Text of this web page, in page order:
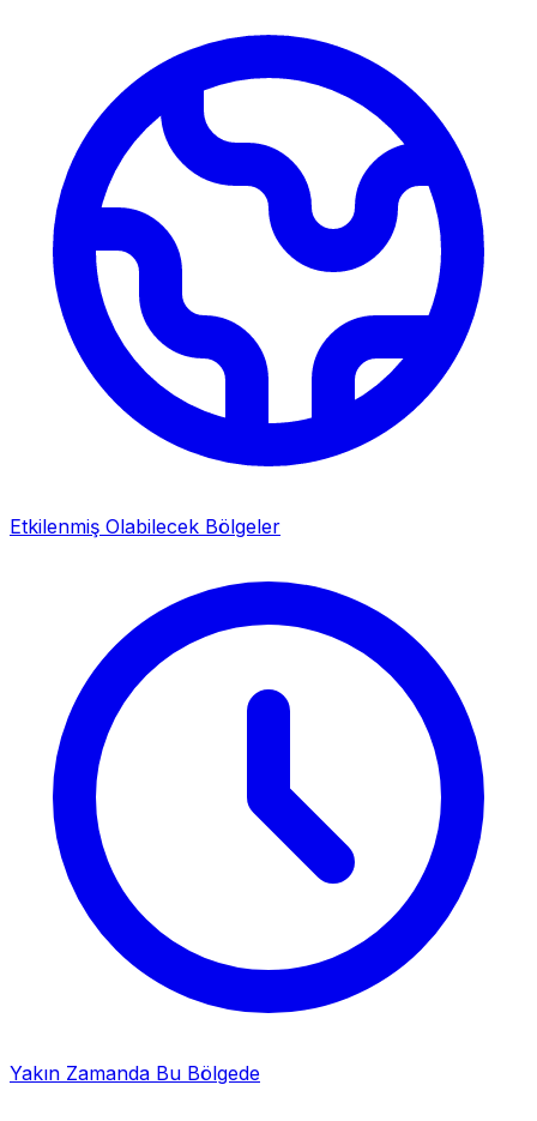
Etkilenmiş Olabilecek Bölgeler
Yakın Zamanda Bu Bölgede